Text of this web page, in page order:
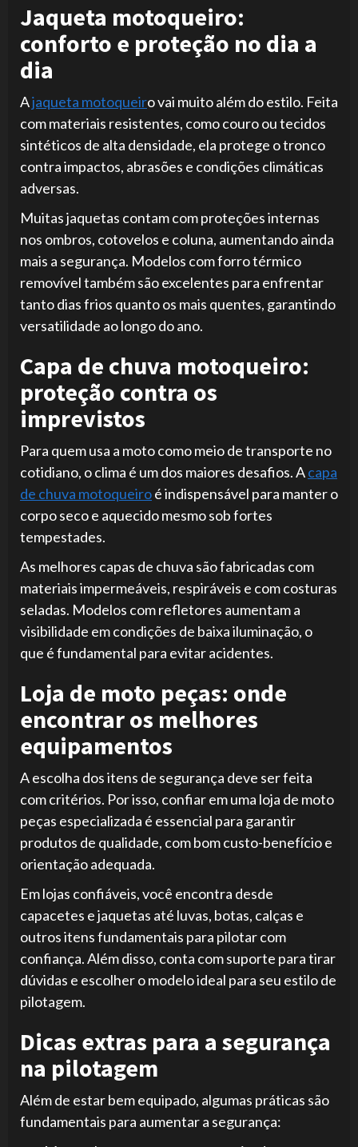
Jaqueta motoqueiro:
conforto e proteção no dia a
dia
Ajaqueta motoqueiro vai muito além do estilo. Feita
com materiais resistentes, como couro ou tecidos
sintéticos de alta densidade, ela protege o tronco
contra impactos, abrasões e condições climáticas
adversas.
Muitas jaquetas contam com proteções internas
nos ombros, cotovelos e coluna, aumentando ainda
mais a segurança. Modelos com forro térmico
removível também são excelentes para enfrentar
tanto dias frios quanto os mais quentes, garantindo
versatilidade ao longo do ano.
Capa de chuva motoqueiro:
proteção contra os
imprevistos
Para quem usa a moto como meio de transporte no
cotidiano, o clima é um dos maiores desafios. Acapa
de chuva motoqueiroé indispensável para manter o
corpo seco e aquecido mesmo sob fortes
tempestades.
As melhores capas de chuva são fabricadas com
materiais impermeáveis, respiráveis e com costuras
seladas. Modelos com refletores aumentam a
visibilidade em condições de baixa iluminação, o
que é fundamental para evitar acidentes.
Loja de moto peças: onde
encontrar os melhores
equipamentos
A escolha dos itens de segurança deve ser feita
com critérios. Por isso, confiar em uma loja de moto
peças especializada é essencial para garantir
produtos de qualidade, com bom custo-benefício e
orientação adequada.
Em lojas confiáveis, você encontra desde
capacetes e jaquetas até luvas, botas, calças e
outros itens fundamentais para pilotar com
confiança. Além disso, conta com suporte para tirar
dúvidas e escolher o modelo ideal para seu estilo de
pilotagem.
Dicas extras para a segurança
na pilotagem
Além de estar bem equipado, algumas práticas são
fundamentais para aumentar a segurança: